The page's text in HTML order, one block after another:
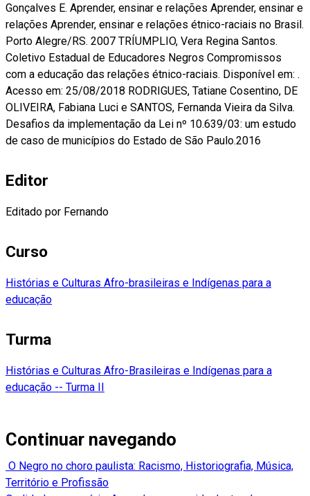
Gonçalves E. Aprender, ensinar e relações Aprender, ensinar e
relações Aprender, ensinar e relações étnico-raciais no Brasil.
Porto Alegre/RS. 2007 TRÍUMPLIO, Vera Regina Santos.
Coletivo Estadual de Educadores Negros Compromissos
com a educação das relações étnico-raciais. Disponível em: .
Acesso em: 25/08/2018 RODRIGUES, Tatiane Cosentino, DE
OLIVEIRA, Fabiana Luci e SANTOS, Fernanda Vieira da Silva.
Desafios da implementação da Lei nº 10.639/03: um estudo
de caso de municípios do Estado de São Paulo.2016
Editor
Editado por Fernando
Curso
Histórias e Culturas Afro-brasileiras e Indígenas para a
educação
Turma
Histórias e Culturas Afro-Brasileiras e Indígenas para a
educação -- Turma II
Continuar navegando
O Negro no choro paulista: Racismo, Historiografia, Música,
Território e Profissão